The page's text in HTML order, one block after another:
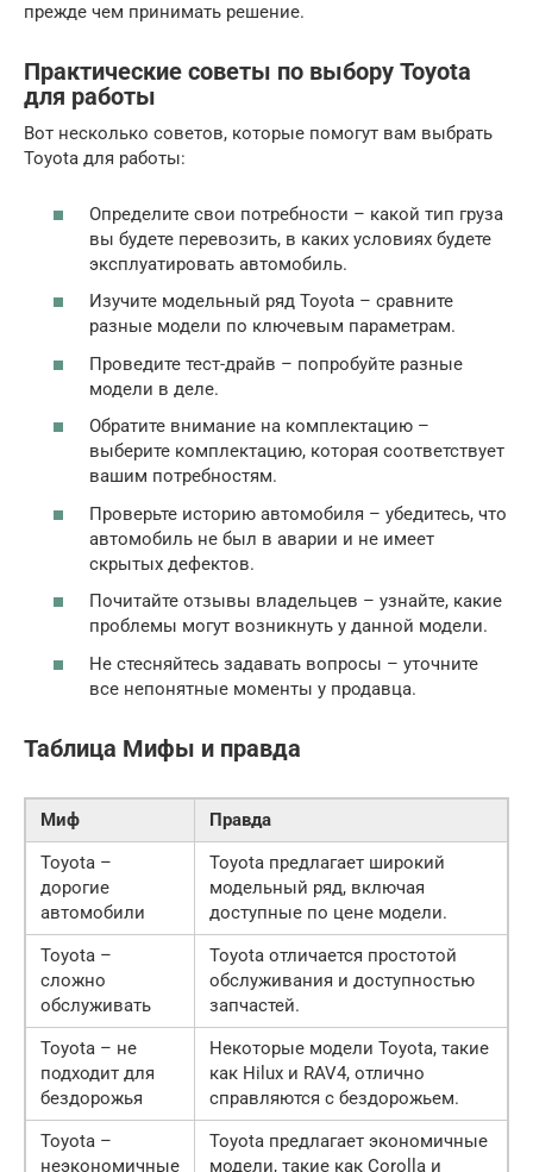
прежде чем принимать решение.
Практические советы по выбору Toyota
для работы
Вот несколько советов, которые помогут вам выбрать
Toyota для работы:
Определите свои потребности – какой тип груза
вы будете перевозить, в каких условиях будете
эксплуатировать автомобиль.
Изучите модельный ряд Toyota – сравните
разные модели по ключевым параметрам.
Проведите тест-драйв – попробуйте разные
модели в деле.
Обратите внимание на комплектацию –
выберите комплектацию, которая соответствует
вашим потребностям.
Проверьте историю автомобиля – убедитесь, что
автомобиль не был в аварии и не имеет
скрытых дефектов.
Почитайте отзывы владельцев – узнайте, какие
проблемы могут возникнуть у данной модели.
Не стесняйтесь задавать вопросы – уточните
все непонятные моменты у продавца.
Таблица Мифы и правда
Миф
Правда
Toyota –
дорогие
автомобили
Toyota предлагает широкий
модельный ряд, включая
доступные по цене модели.
Toyota –
сложно
обслуживать
Toyota отличается простотой
обслуживания и доступностью
запчастей.
Toyota – не
подходит для
бездорожья
Некоторые модели Toyota, такие
как Hilux и RAV4, отлично
справляются с бездорожьем.
Toyota –
неэкономичные
Toyota предлагает экономичные
модели, такие как Corolla и